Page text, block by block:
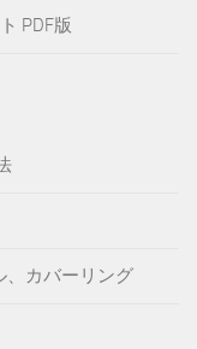
PDF版
、カバーリング